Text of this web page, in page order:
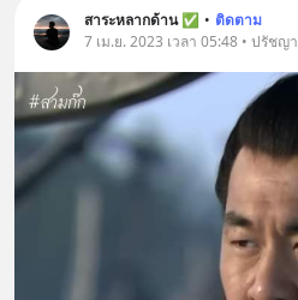
สาระหลากด้าน ✅ • ติดตาม
7 เม.ย. 2023 เวลา 05:48 • ปรัชญา